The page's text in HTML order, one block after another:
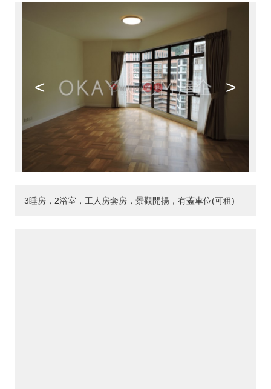
< >
3睡房，2浴室，工人房套房，景觀開揚，有蓋車位(可租)